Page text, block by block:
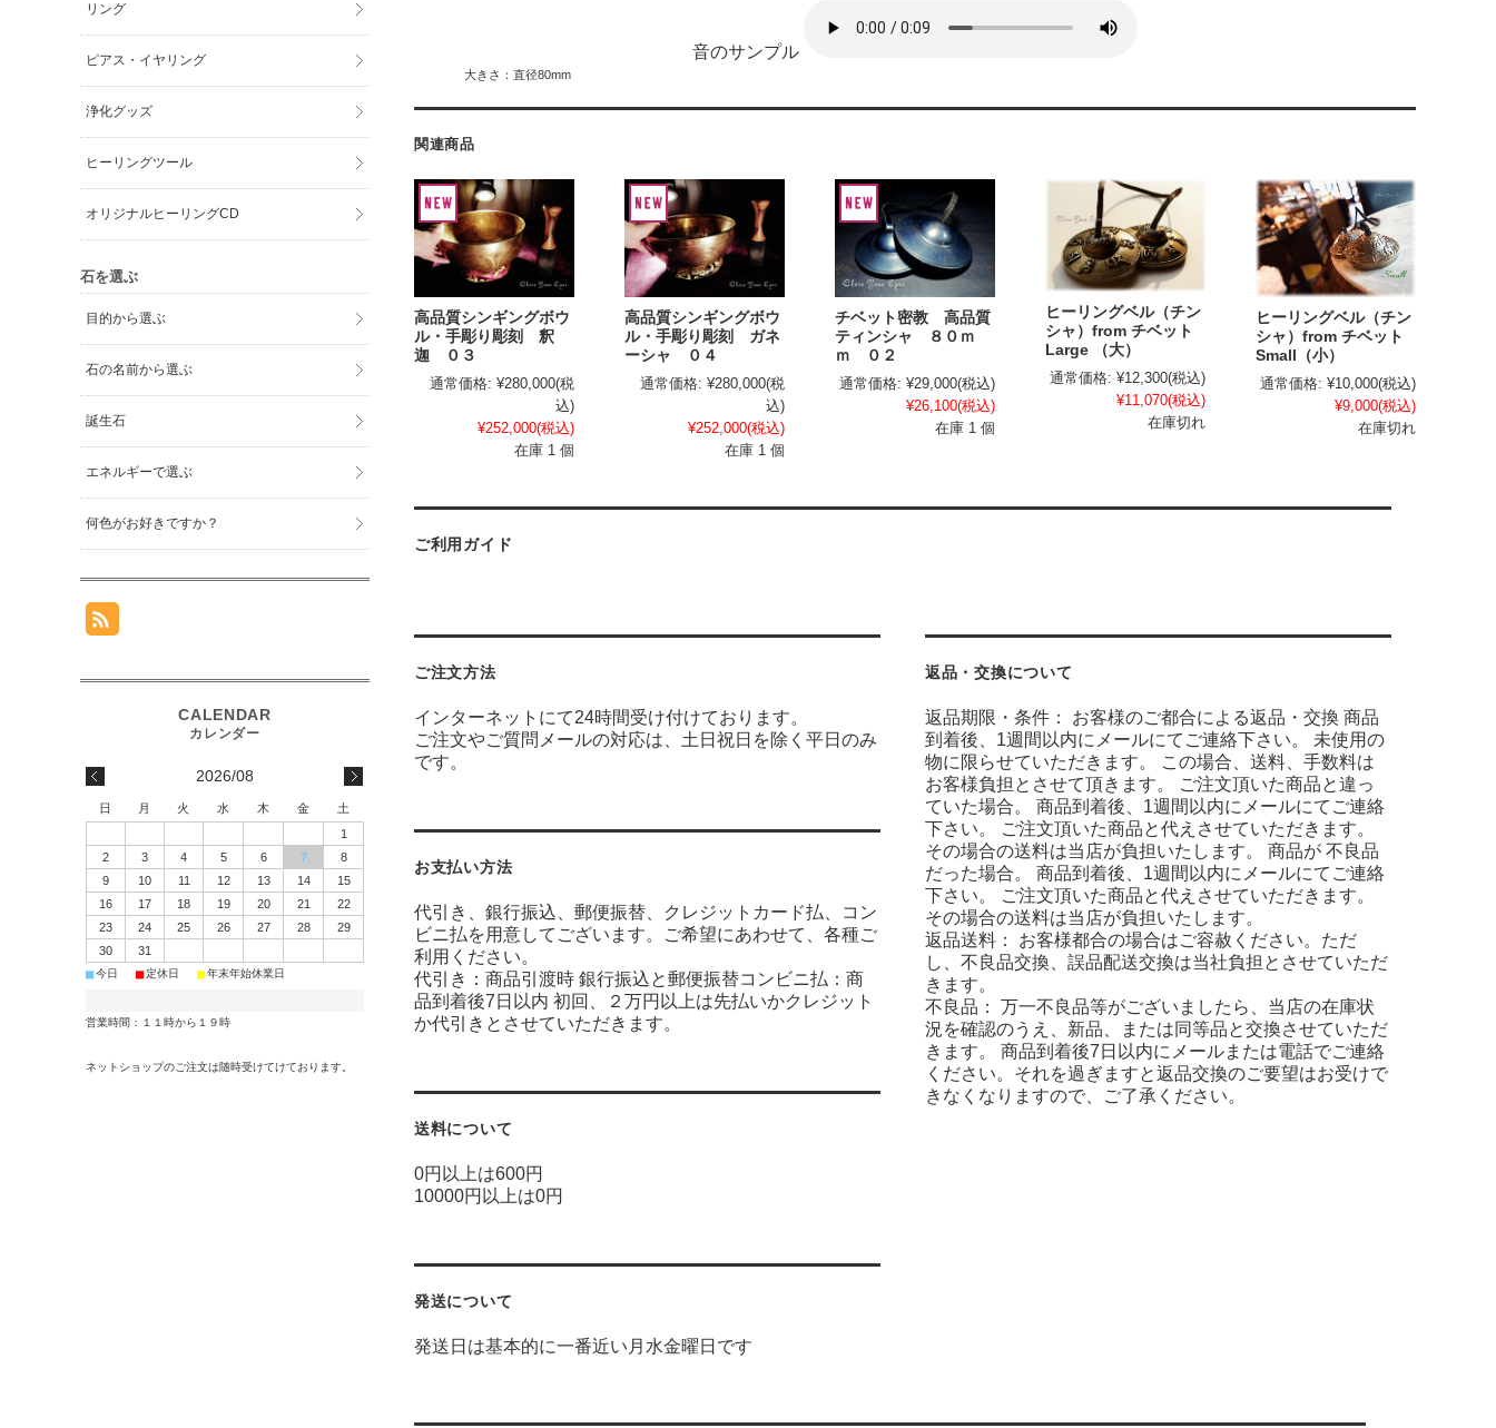
音のサンプル
大きさ：直径80mm
関連商品
高品質シンギングボウ
ル・手彫り彫刻 釈
迦 ０３
通常価格: ¥280,000(税
込)
¥252,000(税込)
在庫 1 個
高品質シンギングボウ
ル・手彫り彫刻 ガネ
ーシャ ０４
通常価格: ¥280,000(税
込)
¥252,000(税込)
在庫 1 個
チベット密教 高品質
ティンシャ ８０ｍ
ｍ ０２
通常価格: ¥29,000(税込)
¥26,100(税込)
在庫 1 個
ヒーリングベル（チン
シャ）from チベット
Large （大）
通常価格: ¥12,300(税込)
¥11,070(税込)
在庫切れ
ヒーリングベル（チン
シャ）from チベット
Small（小）
通常価格: ¥10,000(税込)
¥9,000(税込)
在庫切れ
ご利用ガイド
ご注文方法
インターネットにて24時間受け付けております。
ご注文やご質問メールの対応は、土日祝日を除く平日のみ
です。
お支払い方法
代引き、銀行振込、郵便振替、クレジットカード払、コン
ビニ払を用意してございます。ご希望にあわせて、各種ご
利用ください。
代引き：商品引渡時 銀行振込と郵便振替コンビニ払：商
品到着後7日以内 初回、２万円以上は先払いかクレジット
か代引きとさせていただきます。
送料について
0円以上は600円
10000円以上は0円
発送について
発送日は基本的に一番近い月水金曜日です
返品・交換について
返品期限・条件： お客様のご都合による返品・交換 商品
到着後、1週間以内にメールにてご連絡下さい。 未使用の
物に限らせていただきます。 この場合、送料、手数料は
お客様負担とさせて頂きます。 ご注文頂いた商品と違っ
ていた場合。 商品到着後、1週間以内にメールにてご連絡
下さい。 ご注文頂いた商品と代えさせていただきます。
その場合の送料は当店が負担いたします。 商品が 不良品
だった場合。 商品到着後、1週間以内にメールにてご連絡
下さい。 ご注文頂いた商品と代えさせていただきます。
その場合の送料は当店が負担いたします。
返品送料： お客様都合の場合はご容赦ください。ただ
し、不良品交換、誤品配送交換は当社負担とさせていただ
きます。
不良品： 万一不良品等がございましたら、当店の在庫状
況を確認のうえ、新品、または同等品と交換させていただ
きます。 商品到着後7日以内にメールまたは電話でご連絡
ください。それを過ぎますと返品交換のご要望はお受けで
きなくなりますので、ご了承ください。
リング
ピアス・イヤリング
浄化グッズ
ヒーリングツール
オリジナルヒーリングCD
石を選ぶ
目的から選ぶ
石の名前から選ぶ
誕生石
エネルギーで選ぶ
何色がお好きですか？
2026/08
日 月 火 水 木 金
土
1
2
3 4 5 6 7
8
9
10 11 12 13 14
15
16
17 18 19 20 21
22
23
24 25 26 27 28
29
30
31
■今日 ■定休日 ■年末年始休業日
営業時間：１１時から１９時
ネットショップのご注文は随時受けてけております。